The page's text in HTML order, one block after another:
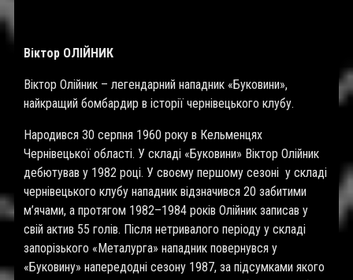
Віктор ОЛІЙНИК
Віктор Олійник – легендарний нападник «Буковини»,
найкращий бомбардир в історії чернівецького клубу.
Народився 30 серпня 1960 року в Кельменцях
Чернівецької області. У складі «Буковини» Віктор Олійник
дебютував у 1982 році. У своєму першому сезоні у складі
чернівецького клубу нападник відзначився 20 забитими
м’ячами, а протягом 1982–1984 років Олійник записав у
свій актив 55 голів. Після нетривалого періоду у складі
запорізького «Металурга» нападник повернувся у
«Буковину» напередодні сезону 1987, за підсумками якого